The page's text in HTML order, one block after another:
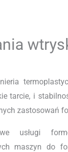
tarcie, i
zastosowań
usługi
maszyn do